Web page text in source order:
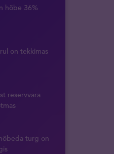
hõbe 36%
on tekkimas
reservvara
turg on